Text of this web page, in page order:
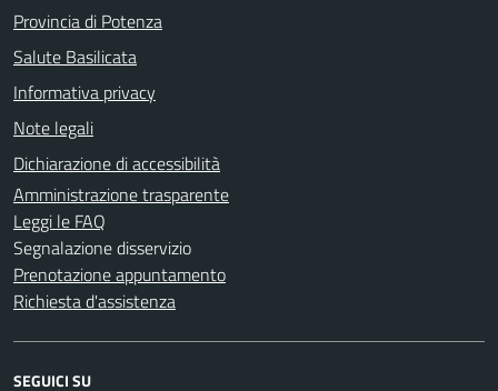
Provincia di Potenza
Salute Basilicata
Informativa privacy
Note legali
Dichiarazione di accessibilità
Amministrazione trasparente
Leggi le FAQ
Segnalazione disservizio
Prenotazione appuntamento
Richiesta d'assistenza
SEGUICI SU